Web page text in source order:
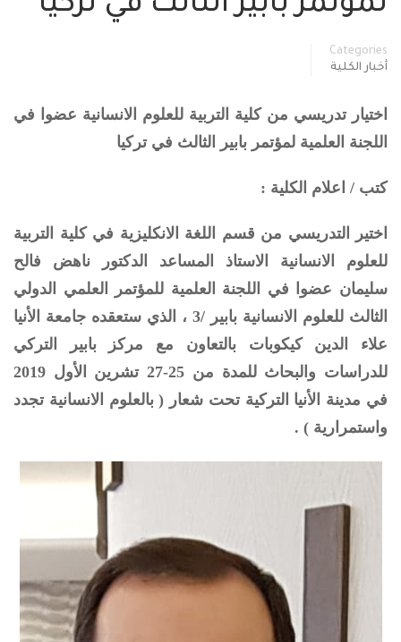
Categories
أخبار الكلية
اختيار تدريسي من كلية التربية للعلوم الانسانية عضوا في
اللجنة العلمية لمؤتمر بابير الثالث في تركيا
كتب / اعلام الكلية :
اختير التدريسي من قسم اللغة الانكليزية في كلية التربية
للعلوم الانسانية الاستاذ المساعد الدكتور ناهض فالح
سليمان عضوا في اللجنة العلمية للمؤتمر العلمي الدولي
الثالث للعلوم الانسانية بابير /3 ، الذي ستعقده جامعة الأنيا
علاء الدين كيكوبات بالتعاون مع مركز بابير التركي
للدراسات والبحاث للمدة من 25-27 تشرين الأول 2019
في مدينة الأنيا التركية تحت شعار ( بالعلوم الانسانية تجدد
واستمرارية ) .